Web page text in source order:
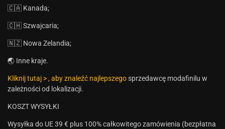
🇨🇦 Kanada;
🇨🇭 Szwajcaria;
🇳🇿 Nowa Zelandia;
🌏 Inne kraje.
Kliknij tutaj > , aby znaleźć najlepszegosprzedawcę modafinilu w
zależności od lokalizacji.
KOSZT WYSYŁKI
Wysyłka do UE 39 € plus 100% całkowitego zamówienia (bezpłatna